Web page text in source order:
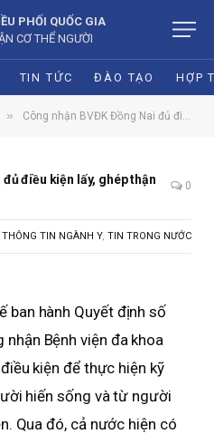
PHỐI QUỐC GIA
CƠ THỂ NGƯỜI
TIN TỨC ĐÀO TẠO HỢP
» Công nhận BVĐK Đồng Nai đủ điều kiện lấy, ghép thận
điều kiện lấy, ghép thận 0
THÔNG TIN NGÀNH Y, TIN TRONG NƯỚC
ban hành Quyết định số
Bệnh viện đa khoa
kiện để thực hiện kỹ
hiến sống và từ người
Qua đó, cả nước hiện có